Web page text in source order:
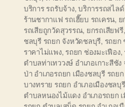
บริการ รถรับจ้าง,บริการรถสไล
ร้านชากาแฟ รถเฮี๊ยบ รถเครน, ย
รถเสียถูกวัดสุวรรณ, ยกรถเสียฟรี,
ชลบุรี รถยก จังหวัดชลบุรี, รถยก
ราคาไม่แพง, รถยก ช่องมะเฟือง,
ตำบลท่าเทววงษ์ อำเภอเกาะสีชั
ป่า อำเภอรถยก เมืองชลบุรี รถย
บางทราย รถยก อำเภอเมืองชล
ตำบลหนองไม้แดง อำเภอรถยก